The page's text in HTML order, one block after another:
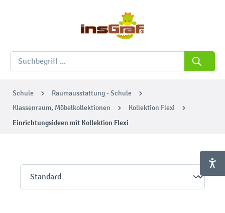
Schule
Raumausstattung - Schule
Klassenraum, Möbelkollektionen
Kollektion Flexi
Einrichtungsideen mit Kollektion Flexi